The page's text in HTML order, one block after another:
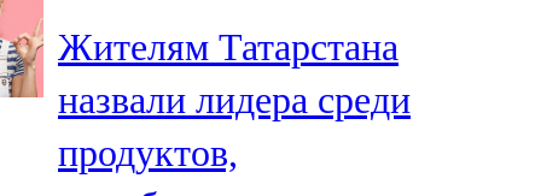
Жителям Татарстана
назвали лидера среди
продуктов,